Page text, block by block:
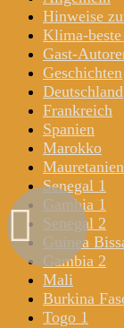
Hinweise
Klima-
Gast-
Geschichten
Deutschland
Frankreich
Spanien
Marokko
Mauretanien
Senegal 1
Gambia 1
Senegal 2
Guinea
Gambia 2
Mali
Burkina
Togo 1